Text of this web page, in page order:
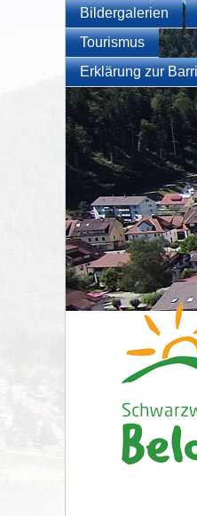
Bildergalerien
Tourismus
Erklärung zur